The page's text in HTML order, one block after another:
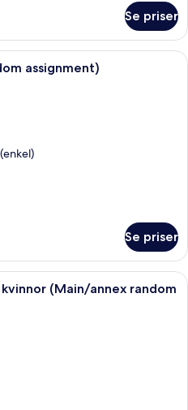
Se priser
Ett hotellrum med två separata
assignment)
Se priser
Ett modernt badrum med trägolv,
(Main/annex random